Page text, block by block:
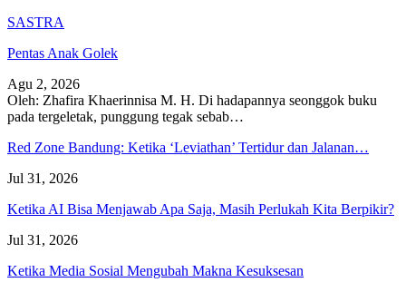
SASTRA
Pentas Anak Golek
Agu 2, 2026
Oleh: Zhafira Khaerinnisa M. H. Di hadapannya seonggok buku
pada tergeletak, punggung tegak sebab…
Red Zone Bandung: Ketika ‘Leviathan’ Tertidur dan Jalanan…
Jul 31, 2026
Ketika AI Bisa Menjawab Apa Saja, Masih Perlukah Kita Berpikir?
Jul 31, 2026
Ketika Media Sosial Mengubah Makna Kesuksesan